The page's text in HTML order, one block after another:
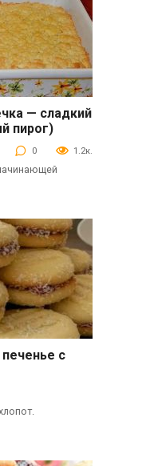
— сладкий
пирог)
0 1.2к.
с